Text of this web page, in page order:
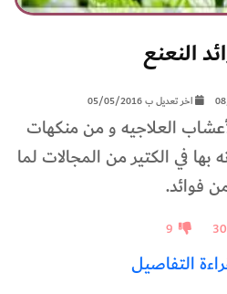
النعنع
اخر تعديل ب 05/05/2016
العلاجيه و من منكهات
في الكتير من المجالات لما
فوائد.
9
التفاصيل